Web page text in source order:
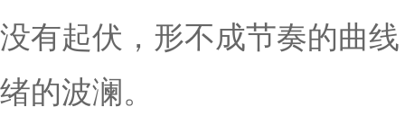
没有起伏，形不成节奏的曲
绪的波澜。